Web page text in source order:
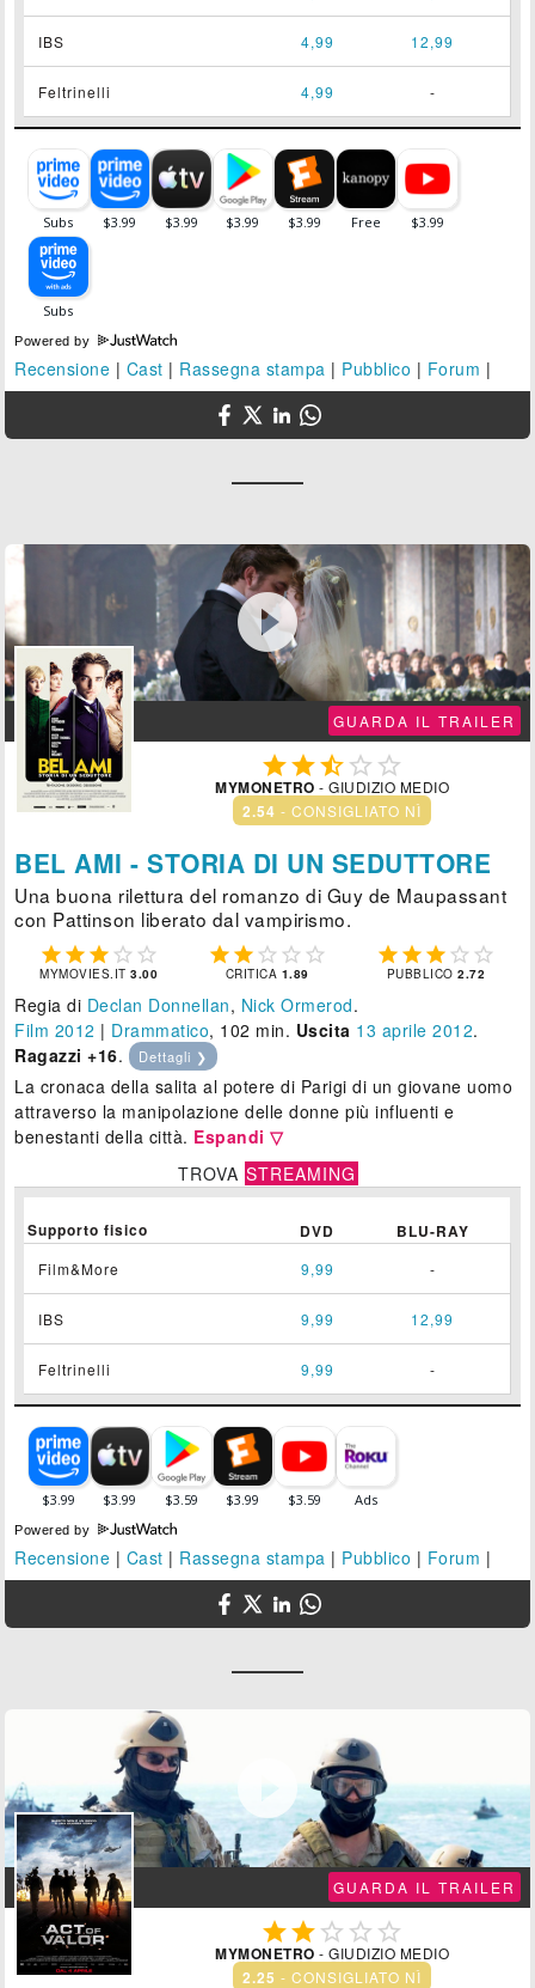
IBS 4,99 12,99
Feltrinelli 4,99 -
Powered by
Recensione | Cast | Rassegna stampa | Pubblico | Forum |

GUARDA IL TRAILER
  
MYMONETRO - GIUDIZIO MEDIO
2.54 - CONSIGLIATO NÌ
BEL AMI - STORIA DI UN SEDUTTORE
Una buona rilettura del romanzo di Guy de Maupassant
con Pattinson liberato dal vampirismo.
    
MYMOVIES.IT3.00
    
CRITICA 1.89
    
PUBBLICO2.72
Regia di Declan Donnellan, Nick Ormerod.
Film 2012 | Drammatico, 102 min. Uscita 13 aprile 2012.
Ragazzi +16. Dettagli ❯
La cronaca della salita al potere di Parigi di un giovane uomo
attraverso la manipolazione delle donne più influenti e
benestanti della città. Espandi ▽
TROVA STREAMING
Supporto fisico DVD BLU-RAY
Film&More 9,99 -
IBS 9,99 12,99
Feltrinelli 9,99 -
Powered by
Recensione | Cast | Rassegna stampa | Pubblico | Forum |

GUARDA IL TRAILER
   
MYMONETRO - GIUDIZIO MEDIO
2.25 - CONSIGLIATO NÌ